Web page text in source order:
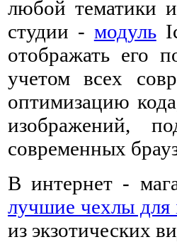
любой тематики
студии - модуль
отображать его
учетом всех
оптимизацию
изображений,
современных
В интернет -
лучшие чехлы для
из экзотических